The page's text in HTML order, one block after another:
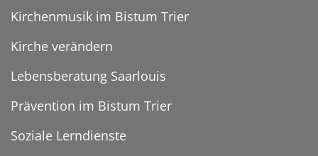
Kirchenmusik im Bistum Trier
Kirche verändern
Lebensberatung Saarlouis
Prävention im Bistum Trier
Soziale Lerndienste